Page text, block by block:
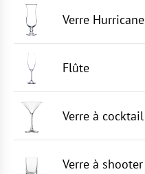
Verre Hurricane
Flûte
Verre à cocktail
Verre à shooter